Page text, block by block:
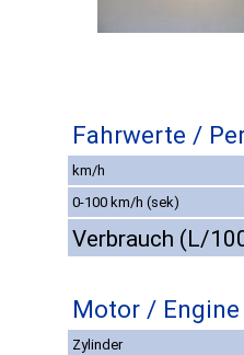
Fahrwerte /
km/h
0-100 km/h (sek)
Verbrauch (L/
Motor / Engine
Zylinder